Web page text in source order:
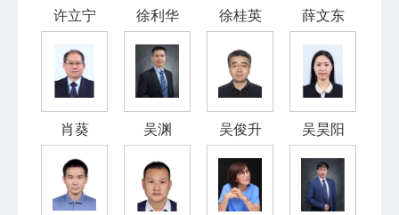
许立宁 徐利华 徐桂英 薛文东
肖葵 吴渊 吴俊升 吴昊阳